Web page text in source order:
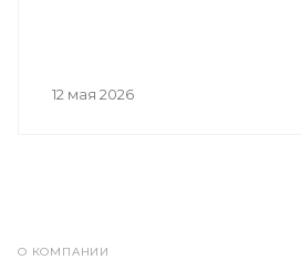
12 мая 2026
О КОМПАНИИ